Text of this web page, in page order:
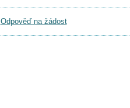
Odpověď na žádost